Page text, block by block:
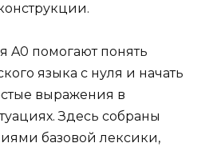
A0 помогают понять
языка с нуля и начать
выражения в
Здесь собраны
базовой лексики,